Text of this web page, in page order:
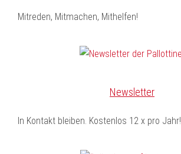
Mitreden, Mitmachen, Mithelfen!
Newsletter
In Kontakt bleiben. Kostenlos 12 x pro Jahr!